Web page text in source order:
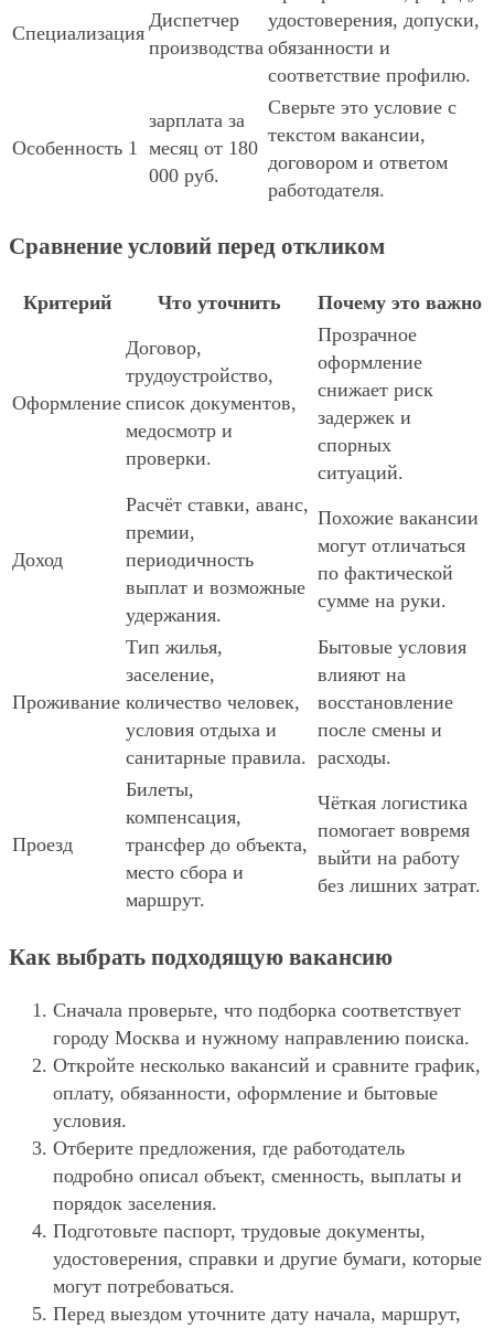
Специализация
Диспетчер
производства
удостоверения, допуски,
обязанности и
соответствие профилю.
Особенность 1
зарплата за
месяц от 180
000 руб.
Сверьте это условие с
текстом вакансии,
договором и ответом
работодателя.
Сравнение условий перед откликом
Критерий Что уточнить Почему это важно
Оформление
Договор,
трудоустройство,
список документов,
медосмотр и
проверки.
Прозрачное
оформление
снижает риск
задержек и
спорных
ситуаций.
Доход
Расчёт ставки, аванс,
премии,
периодичность
выплат и возможные
удержания.
Похожие вакансии
могут отличаться
по фактической
сумме на руки.
Проживание
Тип жилья,
заселение,
количество человек,
условия отдыха и
санитарные правила.
Бытовые условия
влияют на
восстановление
после смены и
расходы.
Проезд
Билеты,
компенсация,
трансфер до объекта,
место сбора и
маршрут.
Чёткая логистика
помогает вовремя
выйти на работу
без лишних затрат.
Как выбрать подходящую вакансию
Сначала проверьте, что подборка соответствует
городу Москва и нужному направлению поиска.
Откройте несколько вакансий и сравните график,
оплату, обязанности, оформление и бытовые
условия.
Отберите предложения, где работодатель
подробно описал объект, сменность, выплаты и
порядок заселения.
Подготовьте паспорт, трудовые документы,
удостоверения, справки и другие бумаги, которые
могут потребоваться.
Перед выездом уточните дату начала, маршрут,